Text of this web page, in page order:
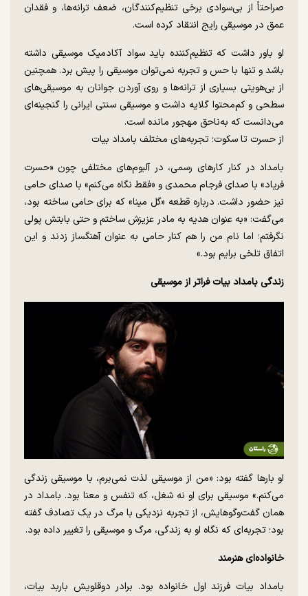
صراحتاً از بی‌سوادی برخی تنظیم‌کنندگان، ضعف ترانه‌ها، و فقدان
عمق در موسیقی رایج انتقاد کرده است.
او باور داشت که تنظیم‌کننده باید سواد آکادمیک موسیقی داشته
باشد و تنها با حس و تجربه نمی‌توان موسیقی را پیش برد. همچنین
از بی‌هویتی بسیاری از ترانه‌ها و روی آوردن جوانان به موسیقی‌های
سطحی و کم‌محتوا گلایه داشت و موسیقی سنتی ایرانی را گنجینه‌ای
می‌دانست که به‌ناحق مهجور مانده است.
از حسرت تا سکوت؛ تجربه‌های مختلف بامداد بیات
بامداد در کنار کارهای رسمی، در آلبوم‌های مختلفی چون «حسرت
فریاد» با صدای فرجام محمدی و «فقط نگاه می‌کنم» با صدای حامی
نیز حضور داشت. درباره قطعه «گل مینا» که برای حامی ساخته بود،
می‌گفت: «به عنوان هدیه به مادر عزیزش ساختم و حتی بابتش پولی
نگرفتم؛ اما نام من را هم کنار حامی به عنوان آهنگساز زدند و این
اتفاق تلخی برایم بود.»
زندگی بامداد بیات فراتر از موسیقی
او بارها گفته بود: «من از موسیقی لذت نمی‌برم، با موسیقی زندگی
می‌کنم.» موسیقی برای او نه شغل، که تنفس و معنا بود. بامداد در
همان گفت‌وگوهایش، از تجربه نزدیکی با مرگ در یک تصادف گفته
بود؛ تجربه‌ای که نگاه او به زندگی، مرگ و موسیقی را تغییر داده بود.
خانواده‌ای هنرمند
بامداد بیات فرزند اول خانواده بود. برادر دوقلویش باربد بیات،